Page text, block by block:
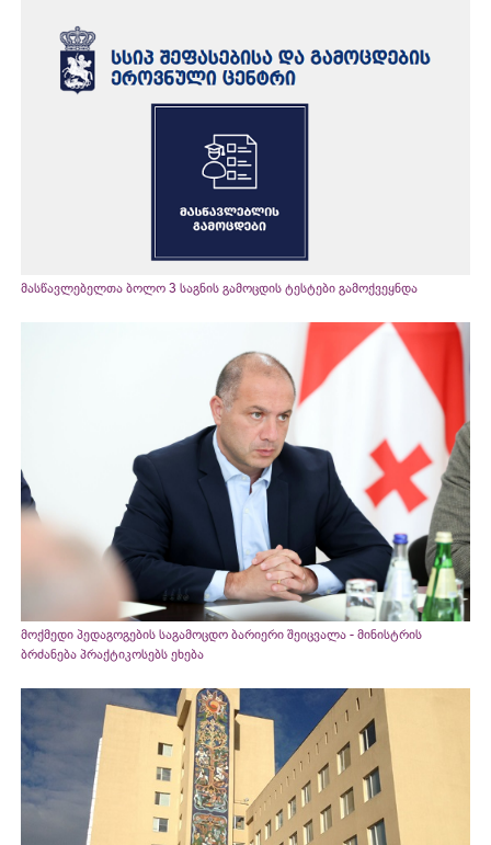
მასწავლებელთა ბოლო 3 საგნის გამოცდის ტესტები გამოქვეყნდა
მოქმედი პედაგოგების საგამოცდო ბარიერი შეიცვალა - მინისტრის
ბრძანება პრაქტიკოსებს ეხება